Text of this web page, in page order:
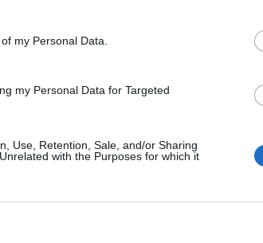
my Personal Data.
my Personal Data for Targeted
Use, Retention, Sale, and/or Sharing
with the Purposes for which it